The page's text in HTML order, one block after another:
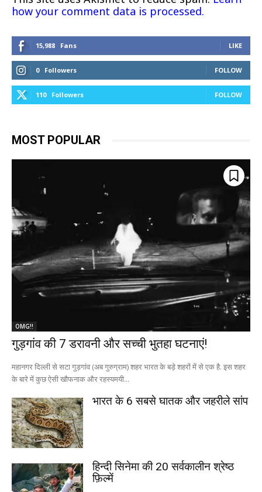
how your comment data is processed.
15,988 Fans LIKE
0 Followers FOLLOW
110 Followers FOLLOW
MOST POPULAR
OMG!!
गुड़गांव की 7 डरावनी और सच्ची भुतहा घटनाएं!
महानगर दिल्ली से सटा गुड़गांव (अब गुरुग्राम) शहर भारत के बड़े शहरों में से एक है. इस शहर
के बारे में कुछ ऐसी खौफनाक और रहस्यमयी...
भारत के 6 सबसे घातक और जहरीले सांप
हिन्दी सिनेमा की 20 सर्वकालीन श्रेष्ठ
फ़िल्में